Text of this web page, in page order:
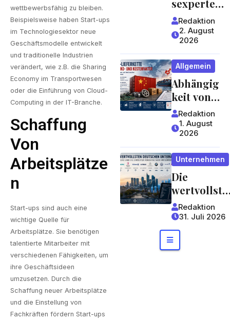
wettbewerbsfähig zu bleiben.
Beispielsweise haben Start-ups
im Technologiesektor neue
Geschäftsmodelle entwickelt
und traditionelle Industrien
verändert, wie z.B. die Sharing
Economy im Transportwesen
oder die Einführung von Cloud-
Computing in der IT-Branche.
Schaffung
Von
Arbeitsplätze
N
Start-ups sind auch eine
wichtige Quelle für
Arbeitsplätze. Sie benötigen
talentierte Mitarbeiter mit
verschiedenen Fähigkeiten, um
ihre Geschäftsideen
umzusetzen. Durch die
Schaffung neuer Arbeitsplätze
und die Einstellung von
Fachkräften fördern Start-ups
worauf
Gäste
achten
sexperte
mit
jahrzehntel
anger
Erfahrung
ein Blick,
der sich
lohnt
Redaktion
2. August
2026
Allgemein
Abhängig
keit von
China:
Welche
Risiken
Lieferket
ten für
Unterneh
men und
Verbrauc
her
bergen
Redaktion
1. August
2026
Unternehmen
Die
wertvollste
n
deutschen
Konzerne
Redaktion
31. Juli 2026